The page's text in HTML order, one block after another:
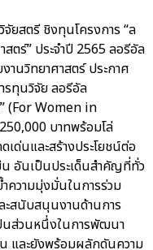
ยสตรี ชิงทุนโครงการ “ล
ตร์” ประจำปี 2565 ลอรีอัล
านวิทยาศาสตร์ ประกาศ
รทุนวิจัย ลอรีอัล
(For Women in
บาทพร้อมโล่
ด่นและสร้างประโยชน์ต่อ
อันเป็นประเด็นสำคัญที่ทั่ว
ความมุ่งมั่นในการร่วม
ะสนับสนุนงานด้านการ
นส่วนหนึ่งในการพัฒนา
และยังพร้อมผลักดันความ